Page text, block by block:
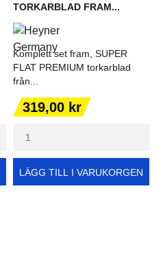
TORKARBLAD FRAM...
Komplett set fram, SUPER
FLAT PREMIUM torkarblad
från...
Pris
319,00 kr
LÄGG TILL I VARUKORGEN